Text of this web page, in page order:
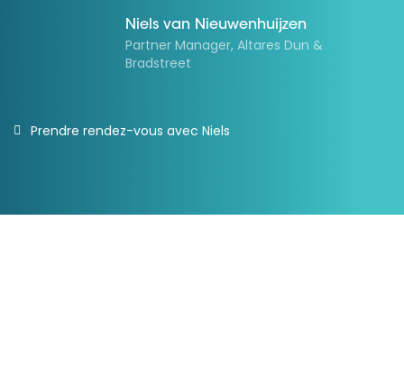
Niels van Nieuwenhuijzen
Partner Manager, Altares Dun &
Bradstreet
Prendre rendez-vous avec Niels